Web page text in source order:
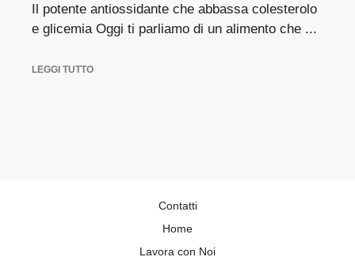
Il potente antiossidante che abbassa colesterolo
e glicemia Oggi ti parliamo di un alimento che ...
LEGGI TUTTO
Contatti
Home
Lavora con Noi